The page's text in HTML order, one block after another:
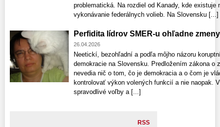
problematická. Na rozdiel od Kanady, kde existuje
vykonávanie federálnych volieb. Na Slovensku [...]
Perfidita lídrov SMER-u ohľadne
26.04.2026
Neetickí, bezohľadní a podľa môjho názoru
demokracie na Slovensku. Predložením zákona o
nevedia nič o tom, čo je demokracia a o čom je
kontrolovať výkon volených funkcií a nie naopak.
spravodlivé voľby a [...]
RSS